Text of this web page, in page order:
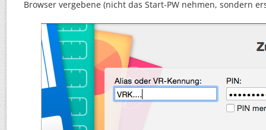
Browser vergebene (nicht das Start-PW nehmen, sondern